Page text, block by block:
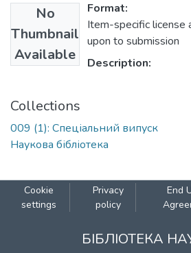
No
Thumbnail
Available
Format:
Item-specific license
upon to submission
Description:
Collections
009 (1): Спеціальний випуск
Наукова бібліотека
Cookie
settings
Privacy
policy
End
БІБЛІОТЕКА